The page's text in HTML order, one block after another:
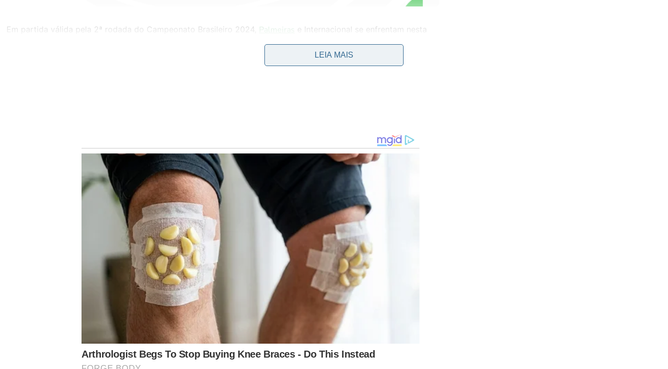
Em partida válida pela 2ª rodada do Campeonato Brasileiro 2024, Palmeiras e Internacional se enfrentam nesta
Siga o Nosso Palestra noTwittere noInstagram/ Ouça oNPCast!
Fórum do Nosso Palestra
VEJA NO NOSSO PALESTRA
Lázaro projeta partida contra Internacional pelo Brasileirão
LEIA MAIS